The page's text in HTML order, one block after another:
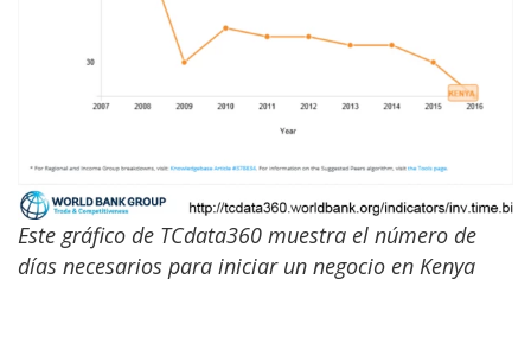
Este gráfico de TCdata360 muestra el número de
días necesarios para iniciar un negocio en Kenya